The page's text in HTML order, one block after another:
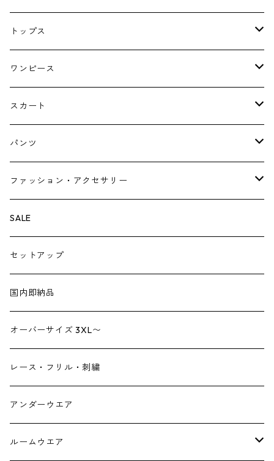
コート
ジャケット
トップス
ブラウス・シャツ
Tシャツ・スウェット・パーカー
ニット・カーディガン
ベスト・ジレ
ワンピース
キャミソールワンピース
ジャンパースカート
スカート
ペチスカート
パンツ
レギンス
ペチパンツ
サロペット
ジャンプスーツ
デニム
ファッション・アクセサリー
バック
トートバック
ショルダーバック
シューズ
ブーツ
パンプス
帽子
ヘアーアクセサリー
ストール
つけ襟
イヤリング・ピアス
SALE
セットアップ
国内即納品
オーバーサイズ 3XL〜
レース・フリル・刺繍
アンダーウエア
ルームウエア